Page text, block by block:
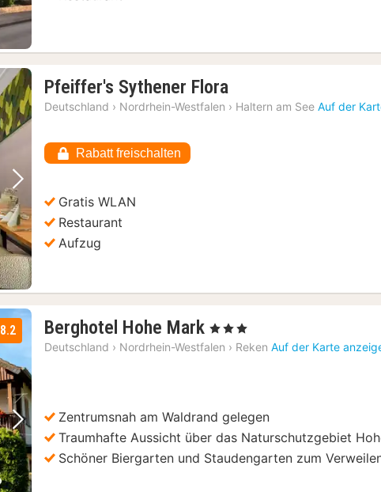
Nächstes Bild
Pfeiffer's Sythener Flora
Nacht
Deutschland › Nordrhein-Westfalen › Haltern am See Auf der
Rabatt freischalten
Gratis WLAN
Restaurant
Aufzug
Nächstes Bild
8.2 Berghotel Hohe Mark 1
Nacht
, 3 Sterne
Deutschland › Nordrhein-Westfalen › Reken Auf der Karte
Zentrumsnah am Waldrand gelegen
Traumhafte Aussicht über das Naturschutzgebiet
Schöner Biergarten und Staudengarten zum